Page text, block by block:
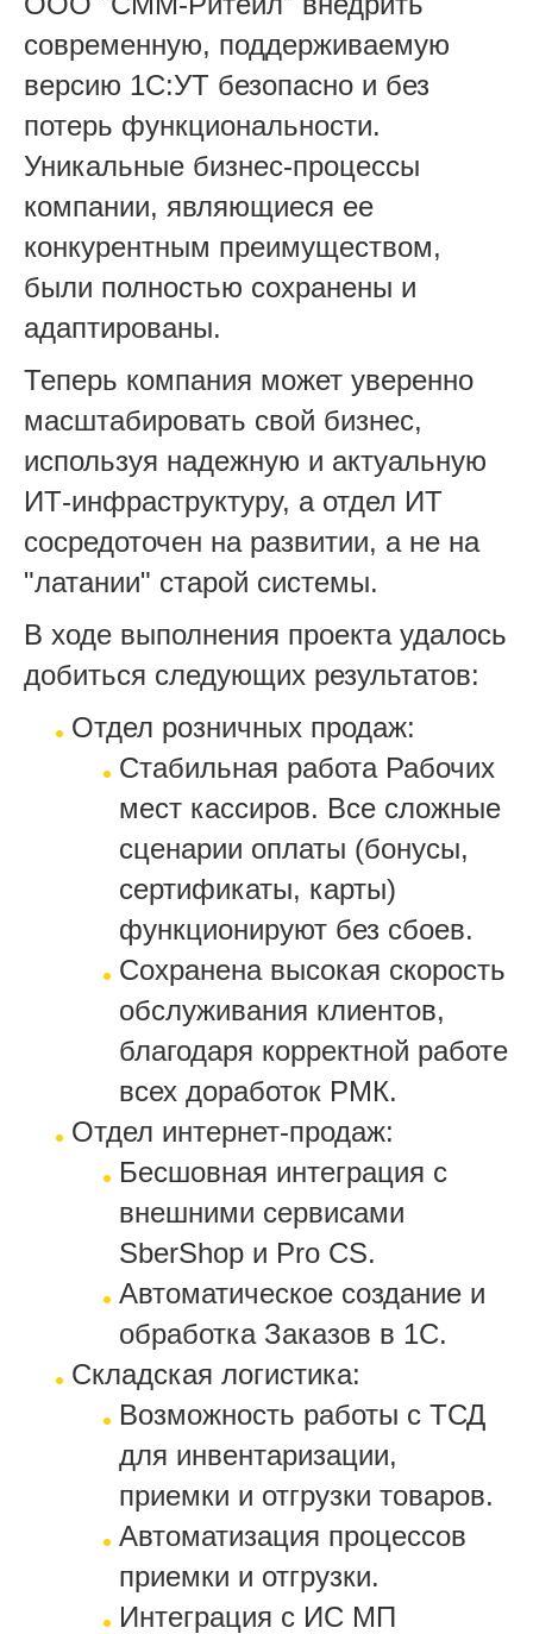
современную, поддерживаемую
версию 1С:УТ безопасно и без
потерь функциональности.
Уникальные бизнес-процессы
компании, являющиеся ее
конкурентным преимуществом,
были полностью сохранены и
адаптированы.
Теперь компания может уверенно
масштабировать свой бизнес,
используя надежную и актуальную
ИТ-инфраструктуру, а отдел ИТ
сосредоточен на развитии, а не на
"латании" старой системы.
В ходе выполнения проекта удалось
добиться следующих результатов:
Отдел розничных продаж:
Стабильная работа Рабочих
мест кассиров. Все сложные
сценарии оплаты (бонусы,
сертификаты, карты)
функционируют без сбоев.
Сохранена высокая скорость
обслуживания клиентов,
благодаря корректной работе
всех доработок РМК.
Отдел интернет-продаж:
Бесшовная интеграция с
внешними сервисами
SberShop и Pro CS.
Автоматическое создание и
обработка Заказов в 1С.
Складская логистика:
Возможность работы с ТСД
для инвентаризации,
приемки и отгрузки товаров.
Автоматизация процессов
приемки и отгрузки.
Интеграция с ИС МП